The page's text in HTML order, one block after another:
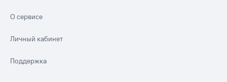
О сервисе
Личный кабинет
Поддержка